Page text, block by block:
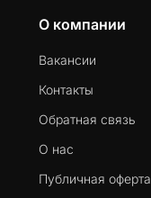
О компании
Вакансии
Контакты
Обратная связь
О нас
Публичная оферта